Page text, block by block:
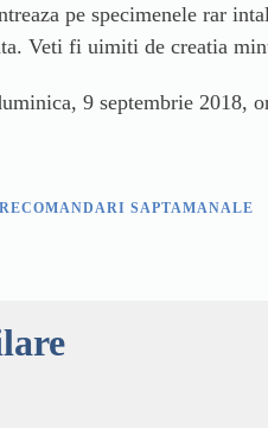
pe specimenele rar
Veti fi uimiti de creatia
9 septembrie 2018,
RECOMANDARI SAPTAMANALE